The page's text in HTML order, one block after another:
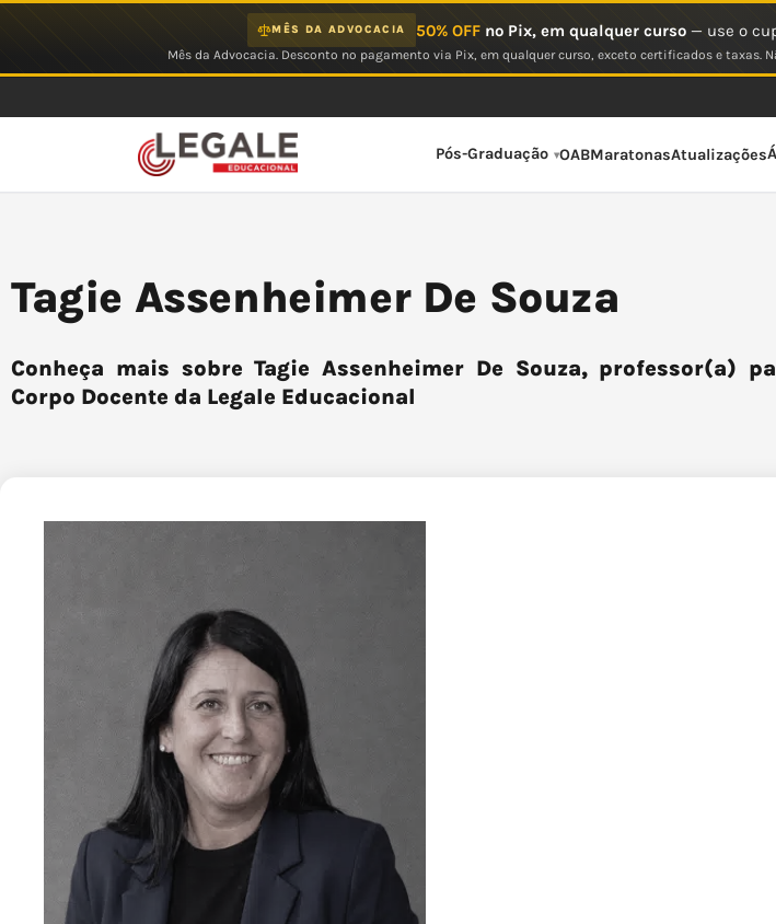
MÊS DA ADVOCACIA 50% OFFno Pix, em qualquer curso— use o
Mês da Advocacia. Desconto no pagamento via Pix, em qualquer curso, exceto certificados e
Pós-Graduação OABMaratonasAtualizações
Tagie Assenheimer De Souza
Conheça mais sobre Tagie Assenheimer De Souza, professor(a)
Corpo Docente da Legale Educacional